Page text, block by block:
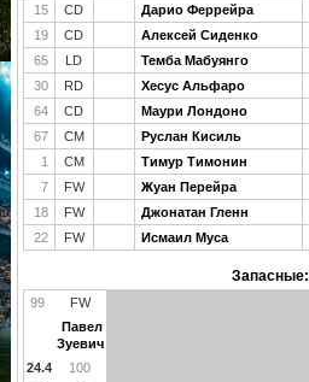
15
CD Дарио Феррейра
19
CD Алексей Сиденко
65
LD Темба Мабуянго
30
RD Хесус Альфаро
64
CD Маури Лондоно
67
CM Руслан Кисиль
1
CM Тимур Тимонин
7
FW Жуан Перейра
18
FW Джонатан Гленн
22
FW Исмаил Муса
Запасные:
99
FW
Павел
Зуевич
24.4
100